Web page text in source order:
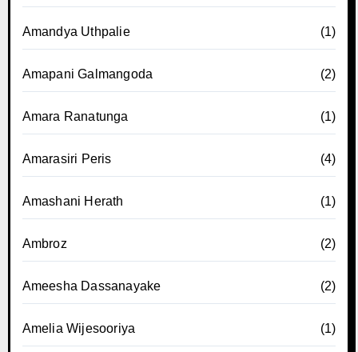
Amandya Uthpalie (1)
Amapani Galmangoda (2)
Amara Ranatunga (1)
Amarasiri Peris (4)
Amashani Herath (1)
Ambroz (2)
Ameesha Dassanayake (2)
Amelia Wijesooriya (1)